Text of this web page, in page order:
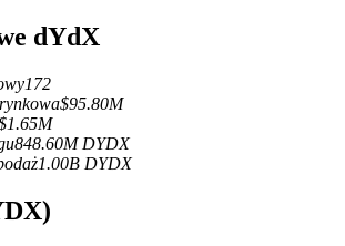
na USDC
wykorzystujące USDC jako zabezpieczenie
dYdX
172
$95.80M
1.65M
848.60M DYDX
1.00B DYDX